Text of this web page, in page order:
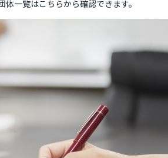
体一覧はこちらから確認できます。